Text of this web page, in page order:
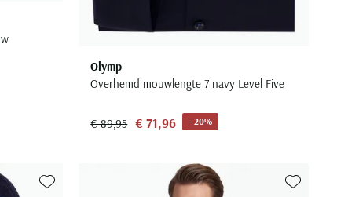
Olymp
Overhemd mouwlengte 7 navy Level Five
€ 89,95 € 71,96 - 20%